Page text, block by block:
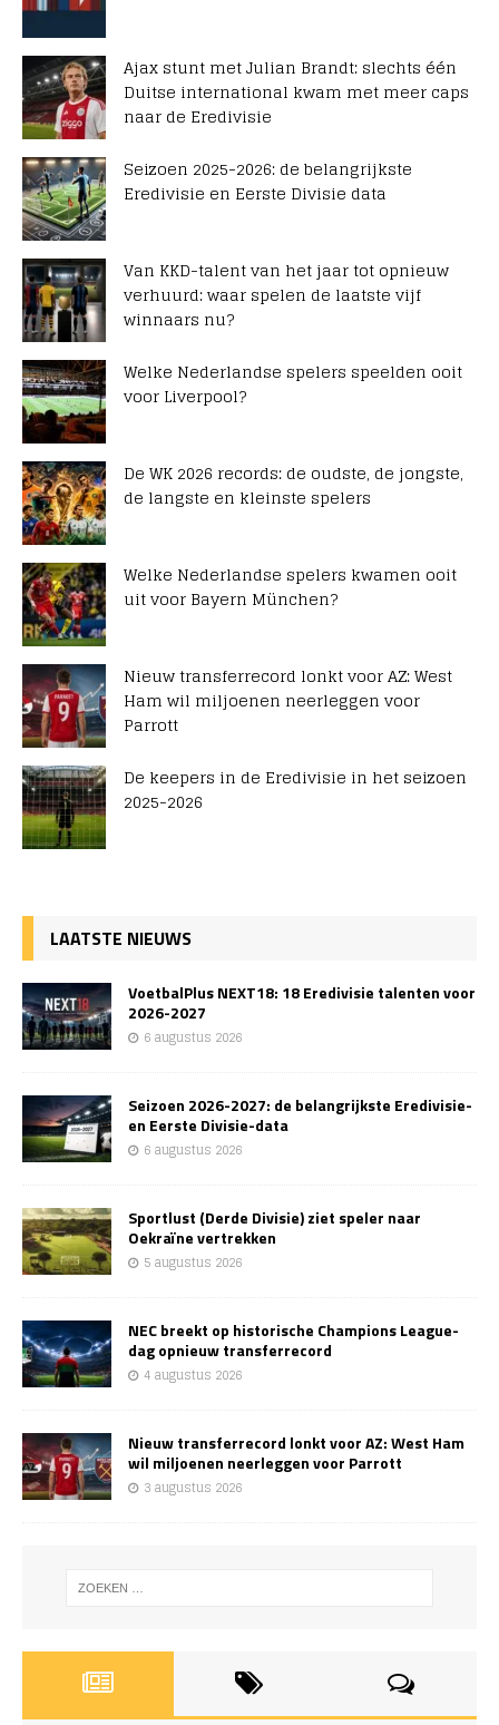
Ajax stunt met Julian Brandt: slechts één
Duitse international kwam met meer caps
naar de Eredivisie
Seizoen 2025-2026: de belangrijkste
Eredivisie en Eerste Divisie data
Van KKD-talent van het jaar tot opnieuw
verhuurd: waar spelen de laatste vijf
winnaars nu?
Welke Nederlandse spelers speelden ooit
voor Liverpool?
De WK 2026 records: de oudste, de jongste,
de langste en kleinste spelers
Welke Nederlandse spelers kwamen ooit
uit voor Bayern München?
Nieuw transferrecord lonkt voor AZ: West
Ham wil miljoenen neerleggen voor
Parrott
De keepers in de Eredivisie in het seizoen
2025-2026
LAATSTE NIEUWS
VoetbalPlus NEXT18: 18 Eredivisie talenten voor
2026-2027
6 augustus 2026
Seizoen 2026-2027: de belangrijkste Eredivisie-
en Eerste Divisie-data
6 augustus 2026
Sportlust (Derde Divisie) ziet speler naar
Oekraïne vertrekken
5 augustus 2026
NEC breekt op historische Champions League-
dag opnieuw transferrecord
4 augustus 2026
Nieuw transferrecord lonkt voor AZ: West Ham
wil miljoenen neerleggen voor Parrott
3 augustus 2026